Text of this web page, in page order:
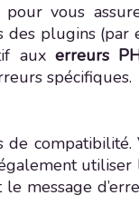
vous
des plugins
aux erreurs
spécifiques.
message